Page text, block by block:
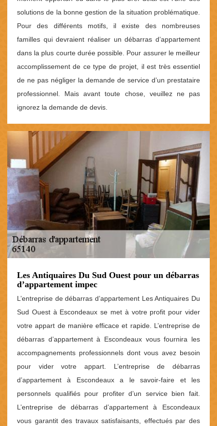
solutions de la bonne gestion de la situation problématique.
Pour des différents motifs, il existe des nombreuses
familles qui devraient réaliser un débarras d’appartement
dans la plus courte durée possible. Pour assurer le meilleur
accomplissement de ce type de projet, il est très essentiel
de ne pas négliger la demande de service d’un prestataire
professionnel. Mais avant toute chose, veuillez ne pas
ignorez la demande de devis.
Les Antiquaires Du Sud Ouest pour un débarras
d’appartement impec
L’entreprise de débarras d’appartement Les Antiquaires Du
Sud Ouest à Escondeaux se met à votre profit pour vider
votre appart de manière efficace et rapide. L’entreprise de
débarras d’appartement à Escondeaux vous fournira les
accompagnements professionnels dont vous avez besoin
pour vider votre appart. L’entreprise de débarras
d’appartement à Escondeaux a le savoir-faire et les
personnels qualifiés pour profiter d’un service bien fait.
L’entreprise de débarras d’appartement à Escondeaux
vous garantit des travaux satisfaisants, effectués par des